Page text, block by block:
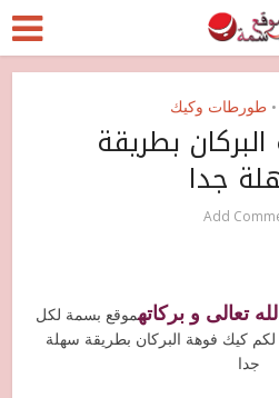
• طورطات وكيك
بطريقة
جدا
Add
تعالى و بركاتهموقع بسمة لكل
لكم كيك فوهة البركان بطريقة سهلة
جدا